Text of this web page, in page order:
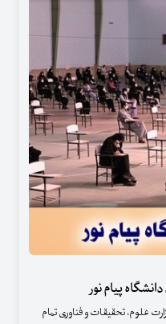
پیام نور
علوم، تحقیقات و فناوری تمام